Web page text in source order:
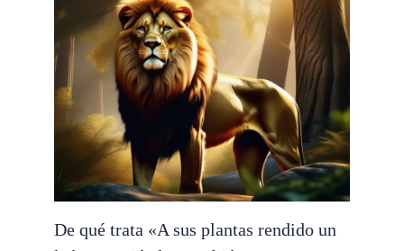
De qué trata «A sus plantas rendido un